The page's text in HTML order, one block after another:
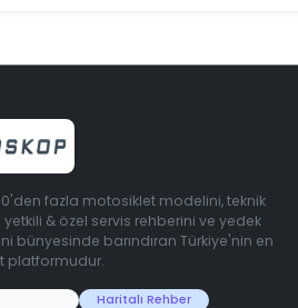
fazla motosiklet modelini, teknik
yetkili & özel servis rehberini ve yedek
bünyesinde barındıran Türkiye'nin en
platformudur.
Haritalı Rehber